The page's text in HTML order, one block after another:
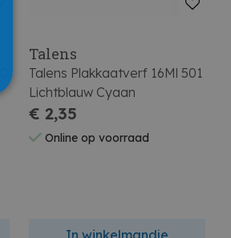
Talens
Talens Plakkaatverf 16Ml 501
Lichtblauw Cyaan
€ 2,35
Online op voorraad
In winkelmandje